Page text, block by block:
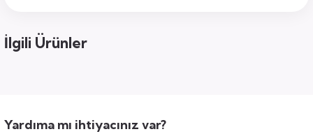
İlgili Ürünler
Yardıma mı ihtiyacınız var?